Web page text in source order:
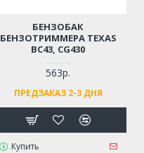
БЕНЗОБАК
БЕНЗОТРИММЕРА TEXAS
BC43, CG430
563р.
ПРЕДЗАКАЗ 2-3 ДНЯ
Купить